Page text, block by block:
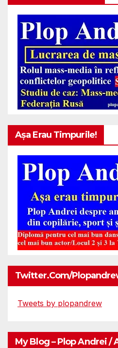
Așa Erau Timpurile!
Twitter.com/
Tweets by plopandrew
My Blog – Plop Andrei /